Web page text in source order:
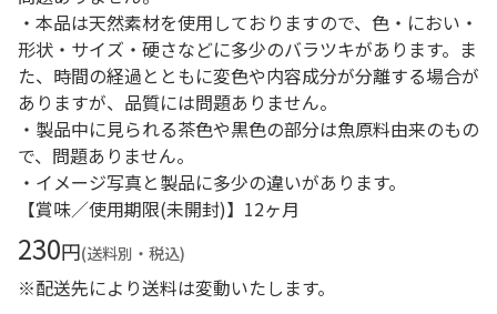
・本品は天然素材を使用しておりますので、色・におい・
形状・サイズ・硬さなどに多少のバラツキがあります。ま
た、時間の経過とともに変色や内容成分が分離する場合が
ありますが、品質には問題ありません。
・製品中に見られる茶色や黒色の部分は魚原料由来のもの
で、問題ありません。
・イメージ写真と製品に多少の違いがあります。
【賞味／使用期限(未開封)】12ヶ月
230円(送料別・税込)
※配送先により送料は変動いたします。